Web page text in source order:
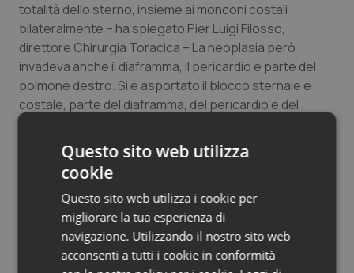
totalità dello sterno, insieme ai monconi costali
bilateralmente – ha spiegato Pier Luigi Filosso,
direttore Chirurgia Toracica – La neoplasia però
invadeva anche il diaframma, il pericardio e parte del
polmone destro. Si è asportato il blocco sternale e
costale, parte del diaframma, del pericardio e del
proceduto a posizionare la protesi in titanio a coprire
completamente l’ampia breccia della parete toracica
anteriore e, successivamente i Plastici hanno
provveduto a posizionare il muscolo a copertura della
protesi medesima. La paziente sta bene e sta per
essere dimessa dal nostro reparto”.
Questo sito web utilizza
cookie
Questo sito web utilizza i cookie per
migliorare la tua esperienza di
navigazione. Utilizzando il nostro sito web
acconsenti a tutti i cookie in conformità